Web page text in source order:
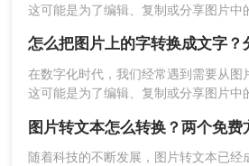
前屏幕，但碰上某些不允直接进
截图识别文字能够让我们的工作
间。
保持QQ在线状态，随便点开一
快捷键“Ctrl+Alt+O”截图，在弹
这可能是为了编辑、复制或分享图片中
挑战性的任务。那么截图怎么提取图片
种实用的方法，帮助您从图片中提取文
在数字化时代，我们经常遇到需要从图
这可能是为了编辑、复制或分享图片中
挑战性的任务。那么怎么把图片上的字
介绍几种实用的方法，帮助您从图片中
图片转文本怎么转换？两个免费
随着科技的不断发展，图片转文本已经